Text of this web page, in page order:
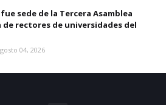
fue sede de la Tercera Asamblea
de rectores de universidades del
04, 2026